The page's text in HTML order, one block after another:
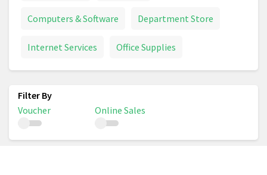
Computers & Software Department Store
Internet Services Office Supplies
Voucher Online Sales